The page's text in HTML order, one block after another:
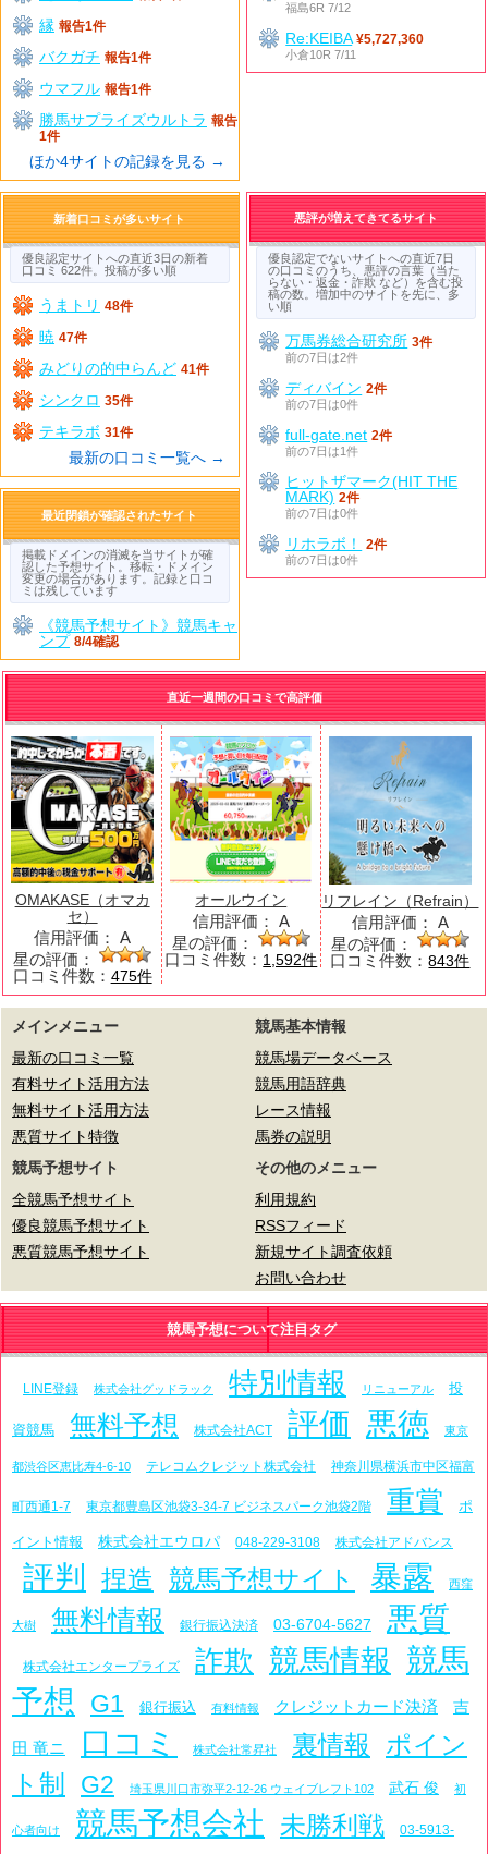
縁 報告1件
バクガチ 報告1件
ウマフル 報告1件
勝馬サプライズウルトラ 報告
1件
ほか4サイトの記録を見る →
福島6R 7/12
Re:KEIBA ¥5,727,360
小倉10R 7/11
新着口コミが多いサイト
優良認定サイトへの直近3日の新着
口コミ 622件。投稿が多い順
うまトリ 48件
暁 47件
みどりの的中らんど 41件
シンクロ 35件
テキラボ 31件
最新の口コミ一覧へ →
悪評が増えてきてるサイト
優良認定でないサイトへの直近7日
の口コミのうち、悪評の言葉（当た
らない・返金・詐欺 など）を含む投
稿の数。増加中のサイトを先に、多
い順
万馬券総合研究所 3件
前の7日は2件
ディバイン 2件
前の7日は0件
full-gate.net 2件
前の7日は1件
ヒットザマーク(HIT THE
MARK) 2件
前の7日は0件
リホラボ！
2件
前の7日は0件
最近閉鎖が確認されたサイト
掲載ドメインの消滅を当サイトが確
認した予想サイト。移転・ドメイン
変更の場合があります。記録と口コ
ミは残しています
《競馬予想サイト》競馬キャ
ンプ 8/4確認
直近一週間の口コミで高評価
OMAKASE（オマカ
セ）
信用評価： A
星の評価：
口コミ件数： 475件
オールウイン
信用評価： A
星の評価：
口コミ件数： 1,592件
リフレイン（Refrain）
信用評価： A
星の評価：
口コミ件数：843件
メインメニュー
最新の口コミ一覧
有料サイト活用方法
無料サイト活用方法
悪質サイト特徴
競馬基本情報
競馬場データベース
競馬用語辞典
レース情報
馬券の説明
競馬予想サイト
全競馬予想サイト
優良競馬予想サイト
悪質競馬予想サイト
その他のメニュー
利用規約
RSSフィード
新規サイト調査依頼
お問い合わせ
競馬予想について注目タグ
LINE登録 株式会社グッドラック 特別情報 リニューアル 投
資競馬 無料予想 株式会社ACT 評価 悪徳 東京
都渋谷区恵比寿4-6-10 テレコムクレジット株式会社 神奈川県横浜市中区福富
町西通1-7 東京都豊島区池袋3-34-7 ビジネスパーク池袋2階 重賞 ポ
イント情報 株式会社エウロパ 048-229-3108 株式会社アドバンス
評判 捏造 競馬予想サイト 暴露 西窪
大樹 無料情報 銀行振込決済 03-6704-5627 悪質
株式会社エンタープライズ 詐欺 競馬情報 競馬
予想
G1 銀行振込 有料情報 クレジットカード決済 吉
田 竜ニ 口コミ 株式会社常昇社 裏情報
ポイン
ト制
G2 埼玉県川口市弥平2-12-26 ウェイブレフト102 武石 俊 初
心者向け 競馬予想会社 未勝利戦 03-5913-